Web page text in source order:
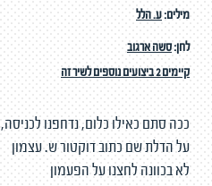
מילים:ע. הלל
לחן:סשה ארגוב
קיימים 2 ביצועים נוספים לשיר זה
ככה סתם כאילו כלום, נדחפנו לכניסה,
על הדלת שם כתוב דוקטור ש. עצמון
לא בכוונה לחצנו על הפעמון